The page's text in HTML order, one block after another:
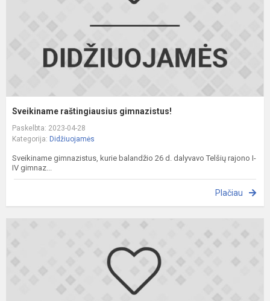
Sveikiname raštingiausius gimnazistus!
Paskelbta: 2023-04-28
Kategorija: Didžiuojamės
Sveikiname gimnazistus, kurie balandžio 26 d. dalyvavo Telšių rajono I-
IV gimnaz...
Plačiau